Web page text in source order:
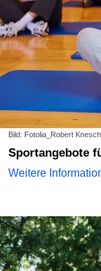
Bild: Fotolia_Robert
Sportangebote
Weitere